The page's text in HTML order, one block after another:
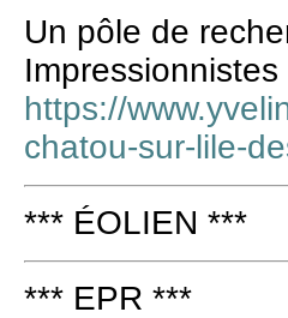
Un pôle de
Impressionnistes
https://
chatou-sur-lile-
*** ÉOLIEN ***
*** EPR ***